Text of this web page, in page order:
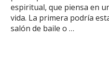
espiritual, que piensa en
vida. La primera podría
salón de baile o …